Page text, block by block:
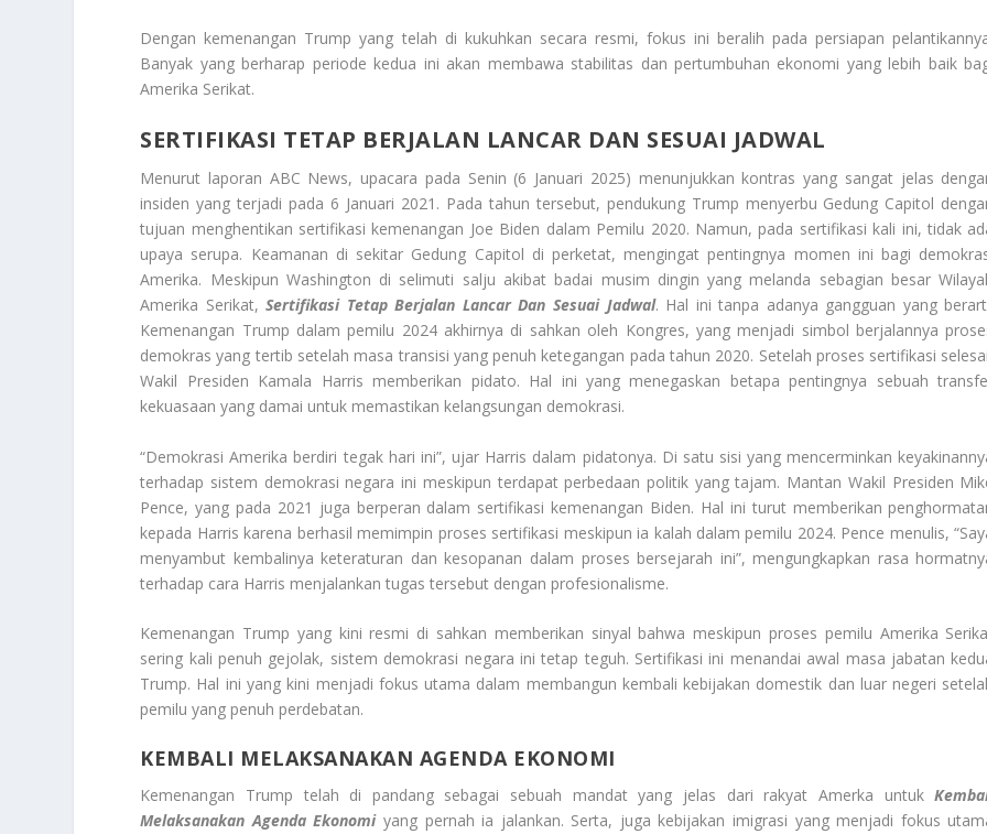
Dengan kemenangan Trump yang telah di kukuhkan secara resmi, fokus ini beralih pada persiapan
Banyak yang berharap periode kedua ini akan membawa stabilitas dan pertumbuhan ekonomi yang lebih baik
Amerika Serikat.
SERTIFIKASI TETAP BERJALAN LANCAR DAN SESUAI JADWAL
Menurut laporan ABC News, upacara pada Senin (6 Januari 2025) menunjukkan kontras yang sangat jelas
insiden yang terjadi pada 6 Januari 2021. Pada tahun tersebut, pendukung Trump menyerbu Gedung Capitol
tujuan menghentikan sertifikasi kemenangan Joe Biden dalam Pemilu 2020. Namun, pada sertifikasi kali ini, tidak
upaya serupa. Keamanan di sekitar Gedung Capitol di perketat, mengingat pentingnya momen ini bagi
Amerika. Meskipun Washington di selimuti salju akibat badai musim dingin yang melanda sebagian besar
Amerika Serikat,Sertifikasi Tetap Berjalan Lancar Dan Sesuai Jadwal. Hal ini tanpa adanya gangguan yang
Kemenangan Trump dalam pemilu 2024 akhirnya di sahkan oleh Kongres, yang menjadi simbol berjalannya
demokras yang tertib setelah masa transisi yang penuh ketegangan pada tahun 2020. Setelah proses sertifikasi
Wakil Presiden Kamala Harris memberikan pidato. Hal ini yang menegaskan betapa pentingnya sebuah
kekuasaan yang damai untuk memastikan kelangsungan demokrasi.
“Demokrasi Amerika berdiri tegak hari ini”, ujar Harris dalam pidatonya. Di satu sisi yang mencerminkan
terhadap sistem demokrasi negara ini meskipun terdapat perbedaan politik yang tajam. Mantan Wakil Presiden
Pence, yang pada 2021 juga berperan dalam sertifikasi kemenangan Biden. Hal ini turut memberikan
kepada Harris karena berhasil memimpin proses sertifikasi meskipun ia kalah dalam pemilu 2024. Pence menulis,
menyambut kembalinya keteraturan dan kesopanan dalam proses bersejarah ini”, mengungkapkan rasa
terhadap cara Harris menjalankan tugas tersebut dengan profesionalisme.
Kemenangan Trump yang kini resmi di sahkan memberikan sinyal bahwa meskipun proses pemilu Amerika
sering kali penuh gejolak, sistem demokrasi negara ini tetap teguh. Sertifikasi ini menandai awal masa jabatan
Trump. Hal ini yang kini menjadi fokus utama dalam membangun kembali kebijakan domestik dan luar negeri
pemilu yang penuh perdebatan.
KEMBALI MELAKSANAKAN AGENDA EKONOMI
Kemenangan Trump telah di pandang sebagai sebuah mandat yang jelas dari rakyat Amerka untuk
Melaksanakan Agenda Ekonomiyang pernah ia jalankan. Serta, juga kebijakan imigrasi yang menjadi fokus